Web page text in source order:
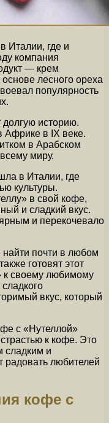
Италии, где и
компания
— крем
лесного ореха
популярность
историю.
Африке в IX веке.
в Арабском
миру.
в Италии, где
культуры.
в свой кофе,
и сладкий вкус.
и перекочевало
почти в любом
готовят этот
к своему любимому
вкус, который
с «Нутеллой»
к кофе. Это
сладким и
любителей
кофе с